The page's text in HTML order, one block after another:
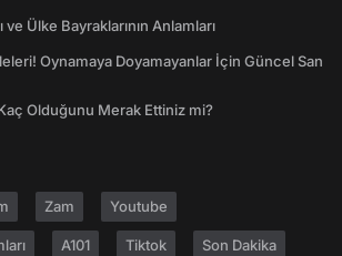
Ülke Bayraklarının Anlamları
Oynamaya Doyamayanlar İçin Güncel San
Olduğunu Merak Ettiniz mi?
Zam Youtube
A101 Tiktok Son Dakika